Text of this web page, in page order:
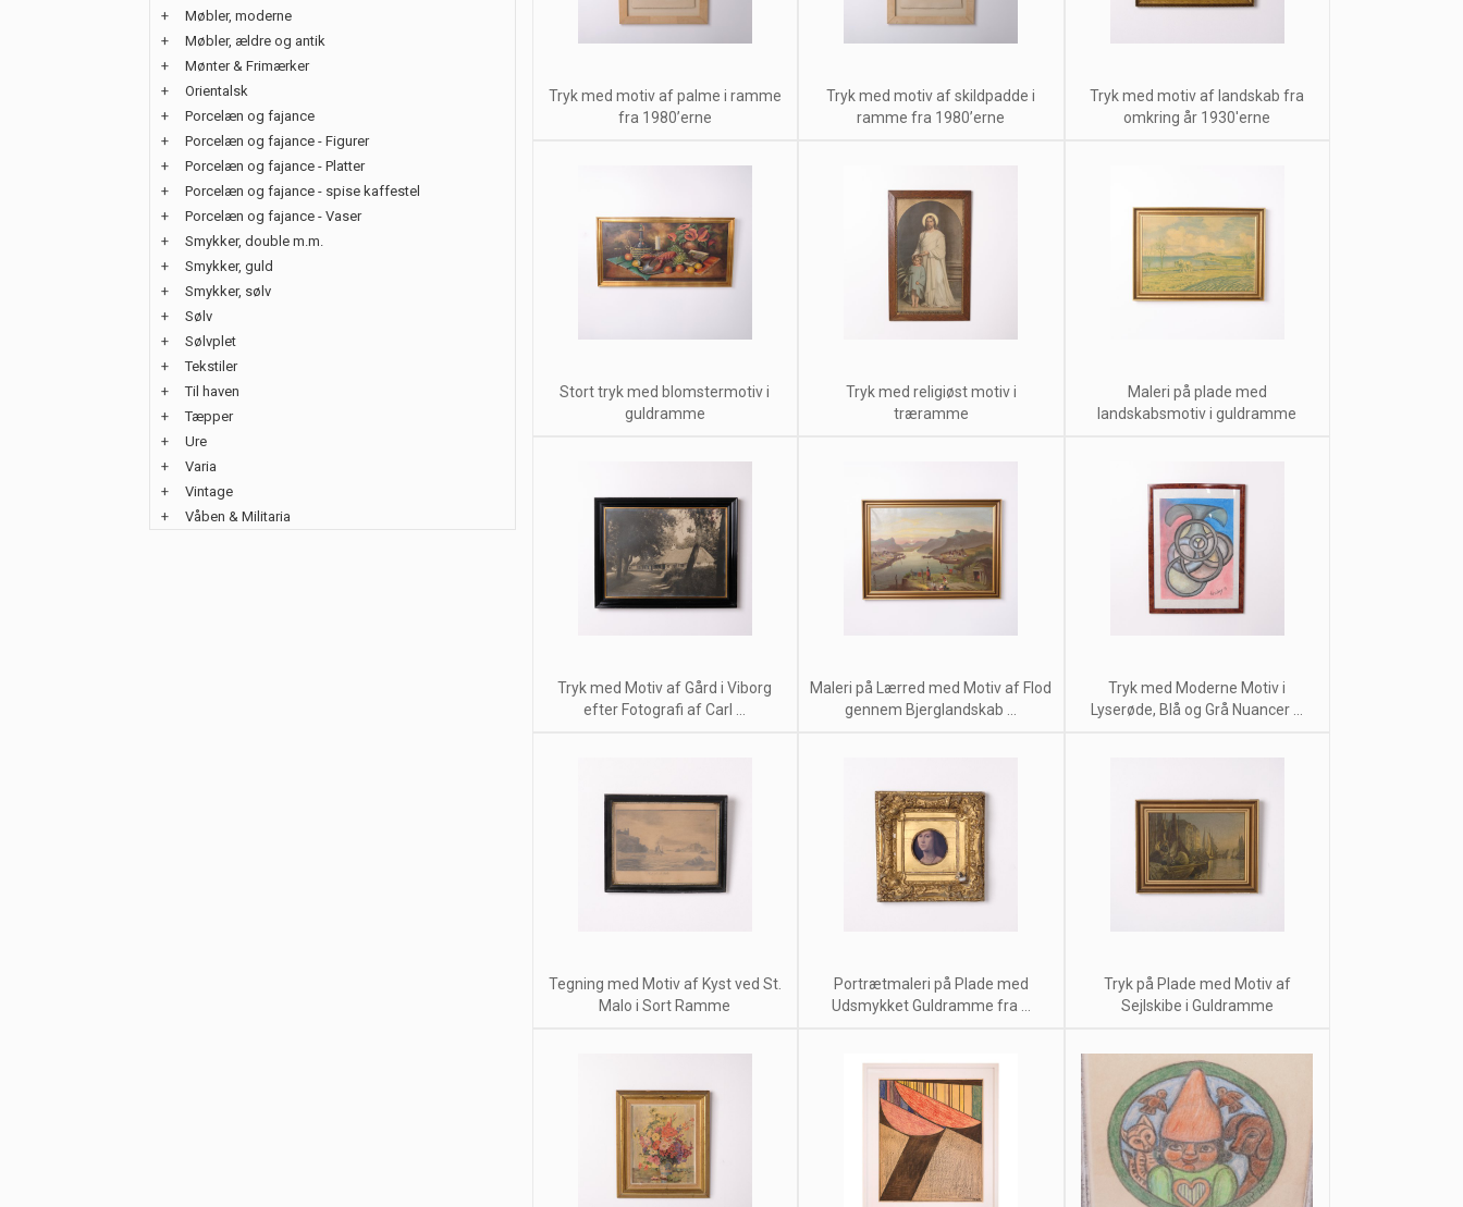
Tryk med motiv af palme i ramme
fra 1980’erne
Tryk med motiv af skildpadde i
ramme fra 1980’erne
Tryk med motiv af landskab fra
omkring år 1930'erne
Stort tryk med blomstermotiv i
guldramme
Tryk med religiøst motiv i
træramme
Maleri på plade med
landskabsmotiv i guldramme
Tryk med Motiv af Gård i Viborg
efter Fotografi af Carl ...
Maleri på Lærred med Motiv af Flod
gennem Bjerglandskab ...
Tryk med Moderne Motiv i
Lyserøde, Blå og Grå Nuancer ...
Tegning med Motiv af Kyst ved St.
Malo i Sort Ramme
Portrætmaleri på Plade med
Udsmykket Guldramme fra ...
Tryk på Plade med Motiv af
Sejlskibe i Guldramme
+
Møbler, moderne
+
Møbler, ældre og antik
+
Mønter & Frimærker
+
Orientalsk
+
Porcelæn og fajance
+
Porcelæn og fajance - Figurer
+
Porcelæn og fajance - Platter
+
Porcelæn og fajance - spise kaffestel
+
Porcelæn og fajance - Vaser
+
Smykker, double m.m.
+
Smykker, guld
+
Smykker, sølv
+
Sølv
+
Sølvplet
+
Tekstiler
+
Til haven
+
Tæpper
+
Ure
+
Varia
+
Vintage
+
Våben & Militaria